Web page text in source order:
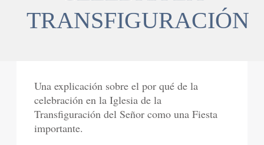
TRANSFIGURACIÓN
Una explicación sobre el por qué de la
celebración en la Iglesia de la
Transfiguración del Señor como una Fiesta
importante.